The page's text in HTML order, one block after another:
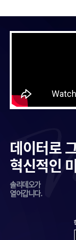
데이터로
혁신적인
솔리데오가
열어갑니다.